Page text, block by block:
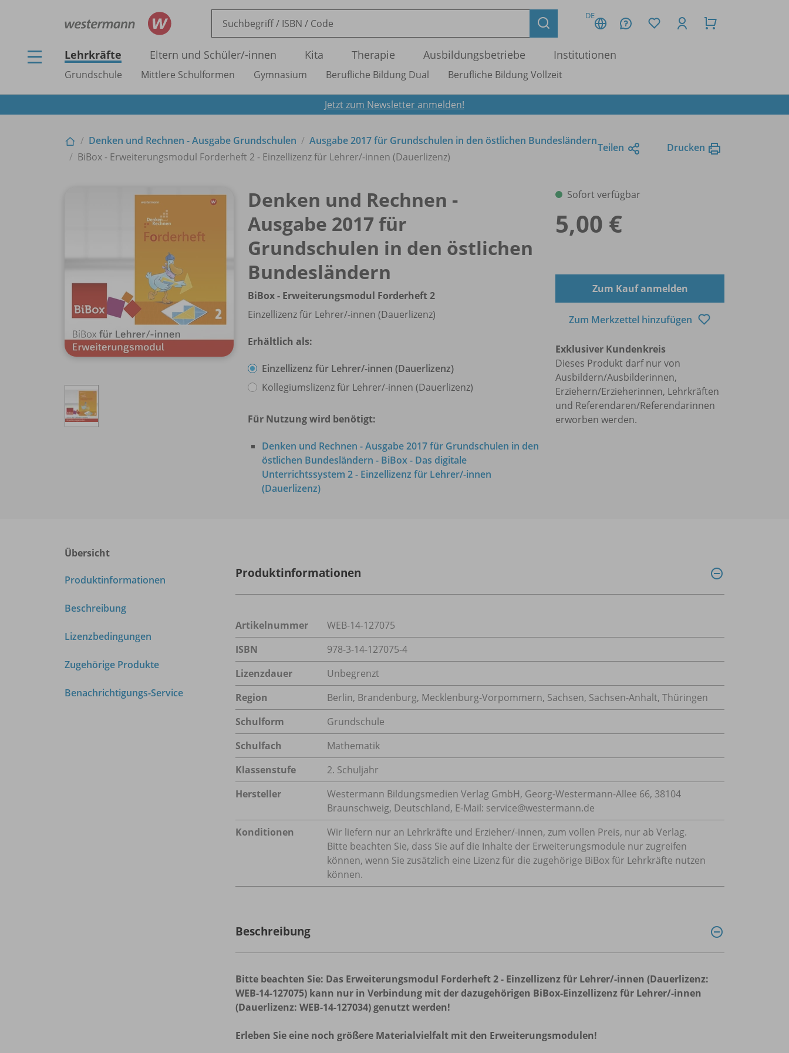
DE
Lehrkräfte Eltern und Schüler/-innen Kita Therapie Ausbildungsbetriebe Institutionen
Grundschule Mittlere Schulformen Gymnasium Berufliche Bildung Dual Berufliche Bildung Vollzeit
Jetzt zum Newsletter anmelden!
Denken und Rechnen - Ausgabe Grundschulen
Ausgabe 2017 für Grundschulen in den östlichen Bundesländern
BiBox - Erweiterungsmodul Forderheft 2 - Einzellizenz für Lehrer/-innen (Dauerlizenz)
Teilen Drucken
Denken und Rechnen -
Ausgabe 2017 für
Grundschulen in den östlichen
Bundesländern
BiBox - Erweiterungsmodul Forderheft 2
Einzellizenz für Lehrer/-innen (Dauerlizenz)
Erhältlich als:
Einzellizenz für Lehrer/-innen (Dauerlizenz)
Kollegiumslizenz für Lehrer/-innen (Dauerlizenz)
Für Nutzung wird benötigt:
Denken und Rechnen - Ausgabe 2017 für Grundschulen in den
östlichen Bundesländern - BiBox - Das digitale
Unterrichtssystem 2 - Einzellizenz für Lehrer/-innen
(Dauerlizenz)
Sofort verfügbar
5,00 €
Zum Kauf anmelden
Zum Merkzettel hinzufügen
Exklusiver Kundenkreis
Dieses Produkt darf nur von
Ausbildern/Ausbilderinnen,
Erziehern/Erzieherinnen, Lehrkräften
und Referendaren/Referendarinnen
erworben werden.
Übersicht
Produktinformationen
Beschreibung
Lizenzbedingungen
Zugehörige Produkte
Benachrichtigungs-Service
Produktinformationen
Artikelnummer
WEB-14-127075
ISBN
978-3-14-127075-4
Lizenzdauer
Unbegrenzt
Region
Berlin, Brandenburg, Mecklenburg-Vorpommern, Sachsen, Sachsen-Anhalt, Thüringen
Schulform
Grundschule
Schulfach
Mathematik
Klassenstufe
2. Schuljahr
Hersteller
Westermann Bildungsmedien Verlag GmbH, Georg-Westermann-Allee 66, 38104
Braunschweig, Deutschland, E-Mail: service@westermann.de
Konditionen
Wir liefern nur an Lehrkräfte und Erzieher/-innen, zum vollen Preis, nur ab Verlag.
Bitte beachten Sie, dass Sie auf die Inhalte der Erweiterungsmodule nur zugreifen
können, wenn Sie zusätzlich eine Lizenz für die zugehörige BiBox für Lehrkräfte nutzen
können.
Beschreibung
Bitte beachten Sie: Das Erweiterungsmodul Forderheft 2- Einzellizenz für Lehrer/-innen (Dauerlizenz:
WEB-14-127075) kann nur in Verbindung mit der dazugehörigen BiBox-Einzellizenz für Lehrer/-innen
(Dauerlizenz: WEB-14-127034) genutzt werden!
Erleben Sie eine noch größere Materialvielfalt mit den Erweiterungsmodulen!